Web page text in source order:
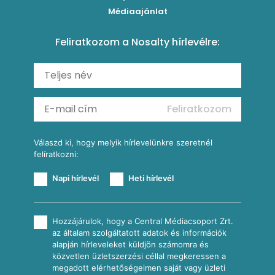
Carbonara
Shakshuka
Ratatouille
Mexikói húsleves kukorica salsával
Almás-kéksajtos kukoricasaláta
Köretek
Reggeli receptek
Médiaajánlat
Feliratkozom a Nosalty hírlevélre:
Feliratkozom
Válaszd ki, hogy melyik hírlevelünkre szeretnél
felíratkozni:
Napi hírlevél Heti hírlevél
Hozzájárulok, hogy a Central Médiacsoport Zrt.
az általam szolgáltatott adatok és információk
alapján hírleveleket küldjön számomra és
közvetlen üzletszerzési céllal megkeressen a
megadott elérhetőségeimen saját vagy üzleti